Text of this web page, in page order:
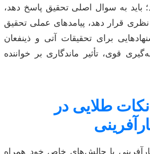
باید به سوال اصلی تحقیق پاسخ دهد،
نظری قرار دهد، پیامدهای عملی تحقیق
برای تحقیقات آتی و ذینفعان
قوی، تأثیر ماندگاری بر خواننده
طلایی در
با چالش‌های خاص خود همراه